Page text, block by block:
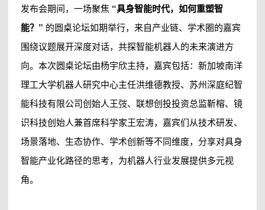
发布会期间，一场聚焦 “具身智能时代，如何重塑智
能？” 的圆桌论坛如期举行，来自产业链、学术圈的嘉宾
围绕议题展开深度对话，共探智能机器人的未来演进方
向。本次圆桌论坛由杨宇欣主持，嘉宾包括：新加坡南洋
理工大学机器人研究中心主任洪维德教授、苏州深庭纪智
能科技有限公司创始人王弢、联想创投投资总监靳榕、镜
识科技创始人兼首席科学家王宏涛，嘉宾们从技术研发、
场景落地、生态协作、学术创新等不同维度，分享对具身
智能产业化路径的思考，为机器人行业发展提供多元视
角。